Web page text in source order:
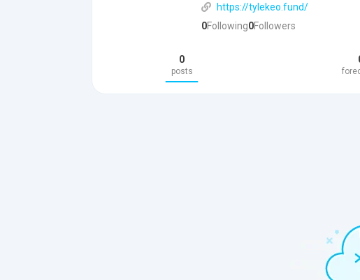
https://tylekeo.fund/
0Following0Followers
0
posts